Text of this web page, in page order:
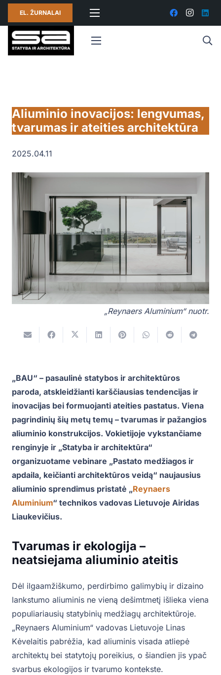
EL. ŽURNALAI
Aliuminio inovacijos: lengvumas,
tvarumas ir ateities architektūra
2025.04.11
„Reynaers Aluminium“ nuotr.
„BAU“ – pasaulinė statybos ir architektūros
paroda, atskleidžianti karščiausias tendencijas ir
inovacijas bei formuojanti ateities pastatus. Viena
pagrindinių šių metų temų – tvarumas ir pažangios
aliuminio konstrukcijos. Vokietijoje vykstančiame
renginyje ir „Statyba ir architektūra“
organizuotame vebinare „Pastato medžiagos ir
apdaila, keičianti architektūros veidą“ naujausius
aliuminio sprendimus pristatė „Reynaers
Aluminium“ technikos vadovas Lietuvoje Airidas
Liaukevičius.
Tvarumas ir ekologija –
neatsiejama aliuminio ateitis
Dėl ilgaamžiškumo, perdirbimo galimybių ir dizaino
lankstumo aliuminis ne vieną dešimtmetį išlieka viena
populiariausių statybinių medžiagų architektūroje.
„Reynaers Aluminium“ vadovas Lietuvoje Linas
Kėvelaitis pabrėžia, kad aliuminis visada atliepė
architektų bei statytojų poreikius, o šiandien jis ypač
svarbus ekologijos ir tvarumo kontekste.